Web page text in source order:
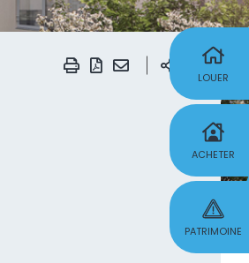
LOUER
ACHETER
PATRIMOINE
CLIENTS
01 00